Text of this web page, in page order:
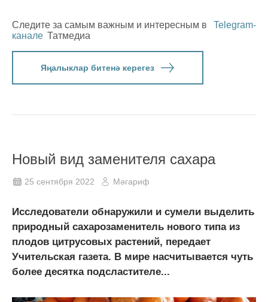
Следите за самым важным и интересным в
Telegram-
канале Татмедиа
Яңалыклар битенә керегез
Новый вид заменителя сахара
25 сентября 2022 Мәгариф
Исследователи обнаружили и сумели выделить
природный сахарозаменитель нового типа из
плодов цитрусовых растений, передает
Учительская газета. В мире насчитывается чуть
более десятка подсластителе...